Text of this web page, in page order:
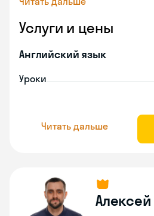
Услуги и цены
Английский язык
Уроки
Читать дальше
Алексей